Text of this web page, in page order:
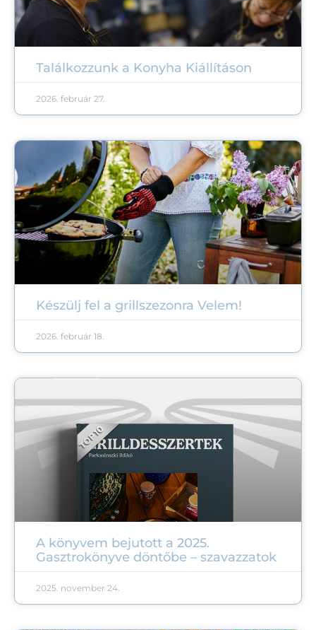
Találkozzunk a Konyha Kiállításon
2026. február 27.
Készülj fel a grillszezonra Velem!
2026. február 18.
A könyvem bejutott a 2025.
Gasztrokönyve döntőbe – szavazzatok
2025. november 24.